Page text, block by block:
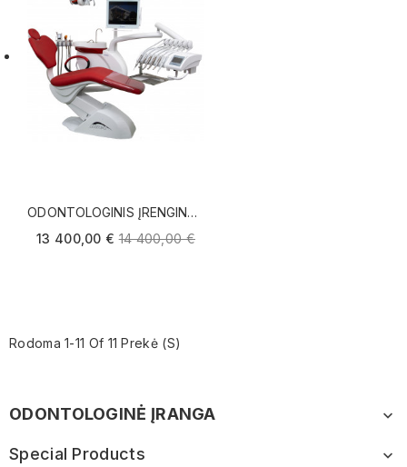
ODONTOLOGINIS ĮRENGINYS
CHIROMEGA DUET
(SLOVAKIJA)
13 400,00 € 14 400,00 €
Rodoma 1-11 Of 11 Prekė (s)
ODONTOLOGINĖ ĮRANGA 
Special Products 